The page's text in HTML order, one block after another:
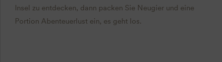
Insel zu entdecken, dann packen Sie Neugier und eine
Portion Abenteuerlust ein, es geht los.